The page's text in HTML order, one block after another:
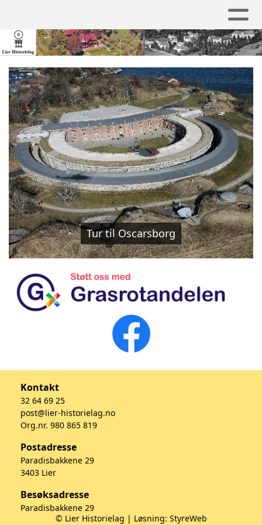
Tur til Oscarsborg
Kontakt
32 64 69 25
post@lier-historielag.no
Org.nr. 980 865 819
Postadresse
Paradisbakkene 29
3403 Lier
Besøksadresse
Paradisbakkene 29
3403 Lier© Lier Historielag | Løsning: StyreWeb